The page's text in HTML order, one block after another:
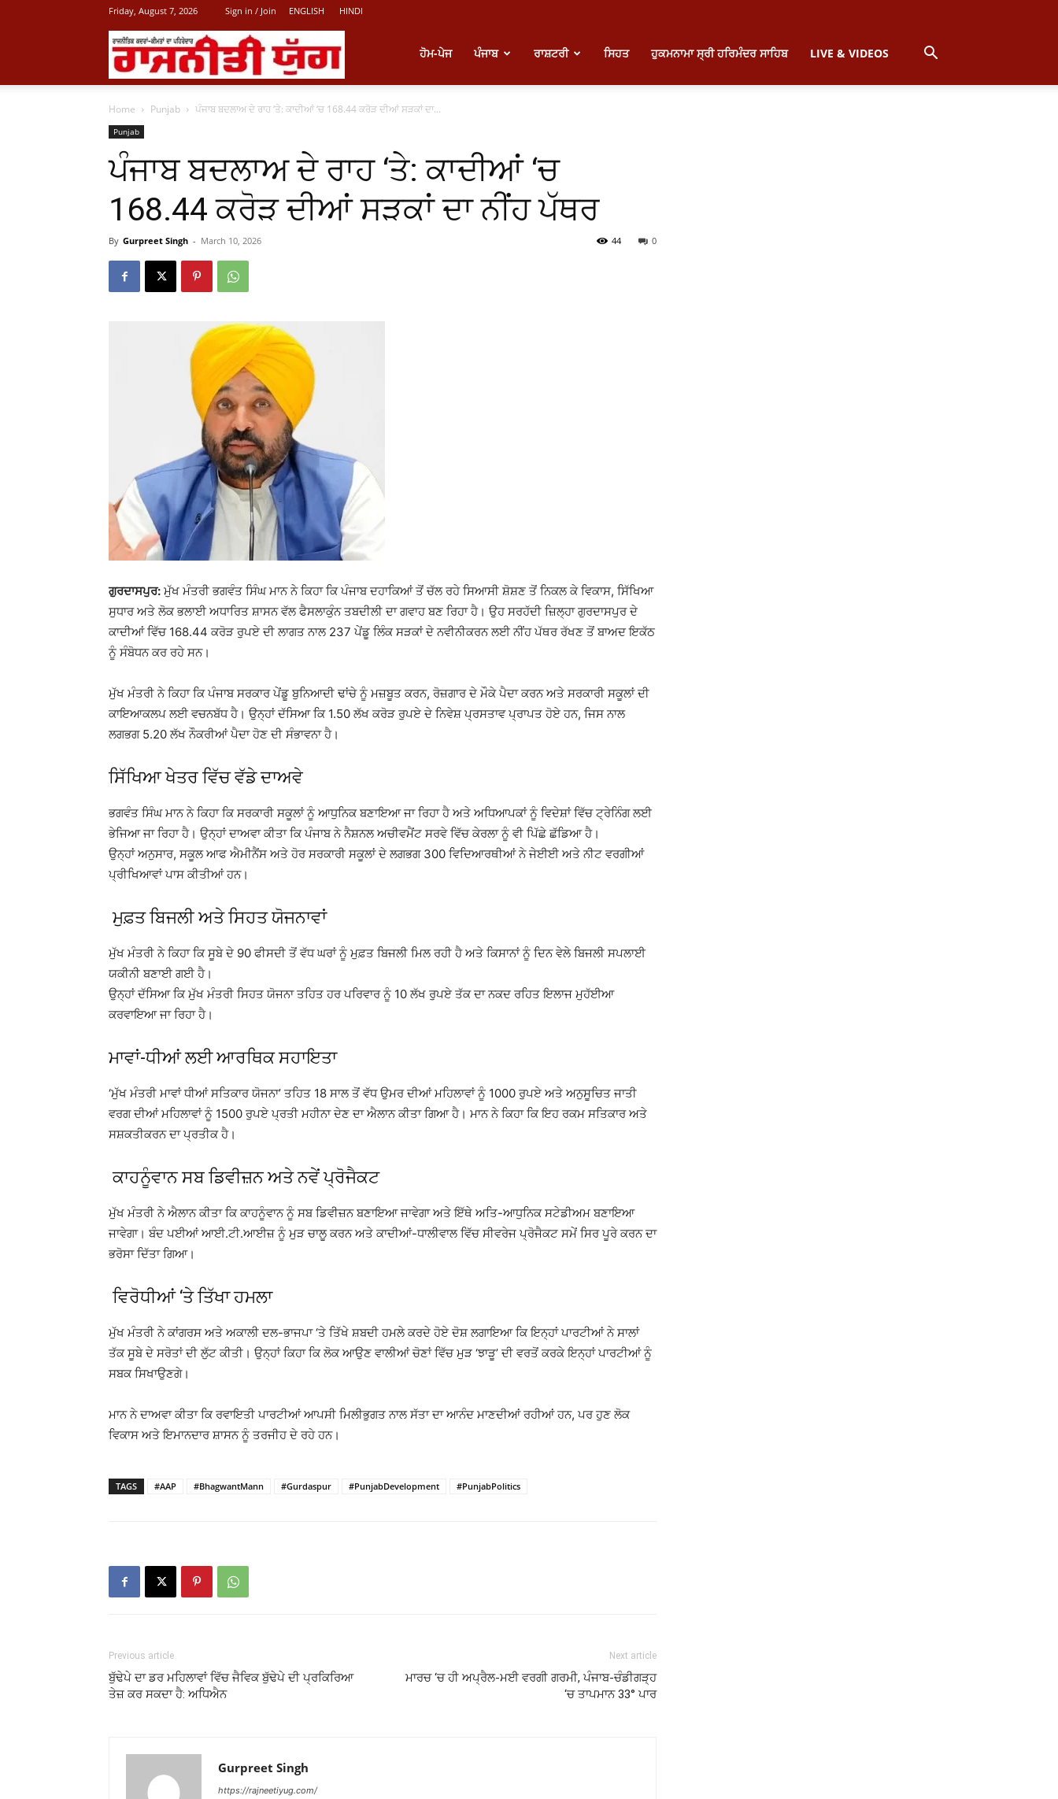
Friday, August 7, 2026 Sign in / Join ENGLISH HINDI
Punjabi
News
ਹੋਮ-ਪੇਜ ਪੰਜਾਬ ਰਾਸ਼ਟਰੀ ਸਿਹਤ ਹੁਕਮਨਾਮਾ ਸ੍ਰੀ ਹਰਿਮੰਦਰ ਸਾਹਿਬ LIVE & VIDEOS
Home Punjab ਪੰਜਾਬ ਬਦਲਾਅ ਦੇ ਰਾਹ ‘ਤੇ: ਕਾਦੀਆਂ ‘ਚ 168.44 ਕਰੋੜ ਦੀਆਂ ਸੜਕਾਂ ਦਾ...
Punjab
ਪੰਜਾਬ ਬਦਲਾਅ ਦੇ ਰਾਹ ‘ਤੇ: ਕਾਦੀਆਂ ‘ਚ
168.44 ਕਰੋੜ ਦੀਆਂ ਸੜਕਾਂ ਦਾ ਨੀਂਹ ਪੱਥਰ
By Gurpreet Singh - March 10, 2026 0
44
ਗੁਰਦਾਸਪੁਰ: ਮੁੱਖ ਮੰਤਰੀ ਭਗਵੰਤ ਸਿੰਘ ਮਾਨਨੇ ਕਿਹਾ ਕਿ ਪੰਜਾਬ ਦਹਾਕਿਆਂ ਤੋਂ ਚੱਲ ਰਹੇ ਸਿਆਸੀ ਸ਼ੋਸ਼ਣ ਤੋਂ ਨਿਕਲ ਕੇ ਵਿਕਾਸ, ਸਿੱਖਿਆ
ਸੁਧਾਰ ਅਤੇ ਲੋਕ ਭਲਾਈ ਅਧਾਰਿਤ ਸ਼ਾਸਨ ਵੱਲ ਫੈਸਲਾਕੁੰਨ ਤਬਦੀਲੀ ਦਾ ਗਵਾਹ ਬਣ ਰਿਹਾ ਹੈ। ਉਹ ਸਰਹੱਦੀ ਜ਼ਿਲ੍ਹਾ ਗੁਰਦਾਸਪੁਰ ਦੇ
ਕਾਦੀਆਂ ਵਿੱਚ 168.44 ਕਰੋੜ ਰੁਪਏ ਦੀ ਲਾਗਤ ਨਾਲ 237 ਪੇਂਡੂ ਲਿੰਕ ਸੜਕਾਂ ਦੇ ਨਵੀਨੀਕਰਨ ਲਈ ਨੀਂਹ ਪੱਥਰ ਰੱਖਣ ਤੋਂ ਬਾਅਦ ਇਕੱਠ
ਨੂੰ ਸੰਬੋਧਨ ਕਰ ਰਹੇ ਸਨ।
ਮੁੱਖ ਮੰਤਰੀ ਨੇ ਕਿਹਾ ਕਿ ਪੰਜਾਬ ਸਰਕਾਰ ਪੇਂਡੂ ਬੁਨਿਆਦੀ ਢਾਂਚੇ ਨੂੰ ਮਜ਼ਬੂਤ ਕਰਨ, ਰੋਜ਼ਗਾਰ ਦੇ ਮੌਕੇ ਪੈਦਾ ਕਰਨ ਅਤੇ ਸਰਕਾਰੀ ਸਕੂਲਾਂ ਦੀ
ਕਾਇਆਕਲਪ ਲਈ ਵਚਨਬੱਧ ਹੈ। ਉਨ੍ਹਾਂ ਦੱਸਿਆ ਕਿ 1.50 ਲੱਖ ਕਰੋੜ ਰੁਪਏ ਦੇ ਨਿਵੇਸ਼ ਪ੍ਰਸਤਾਵ ਪ੍ਰਾਪਤ ਹੋਏ ਹਨ, ਜਿਸ ਨਾਲ
ਲਗਭਗ 5.20 ਲੱਖ ਨੌਕਰੀਆਂ ਪੈਦਾ ਹੋਣ ਦੀ ਸੰਭਾਵਨਾ ਹੈ।
ਸਿੱਖਿਆ ਖੇਤਰ ਵਿੱਚ ਵੱਡੇ ਦਾਅਵੇ
ਭਗਵੰਤ ਸਿੰਘ ਮਾਨ ਨੇ ਕਿਹਾ ਕਿ ਸਰਕਾਰੀ ਸਕੂਲਾਂ ਨੂੰ ਆਧੁਨਿਕ ਬਣਾਇਆ ਜਾ ਰਿਹਾ ਹੈ ਅਤੇ ਅਧਿਆਪਕਾਂ ਨੂੰ ਵਿਦੇਸ਼ਾਂ ਵਿੱਚ ਟ੍ਰੇਨਿੰਗ ਲਈ
ਭੇਜਿਆ ਜਾ ਰਿਹਾ ਹੈ। ਉਨ੍ਹਾਂ ਦਾਅਵਾ ਕੀਤਾ ਕਿ ਪੰਜਾਬ ਨੇ ਨੈਸ਼ਨਲ ਅਚੀਵਮੈਂਟ ਸਰਵੇ ਵਿੱਚ ਕੇਰਲਾ ਨੂੰ ਵੀ ਪਿੱਛੇ ਛੱਡਿਆ ਹੈ।
ਉਨ੍ਹਾਂ ਅਨੁਸਾਰ, ਸਕੂਲ ਆਫ ਐਮੀਨੈਂਸ ਅਤੇ ਹੋਰ ਸਰਕਾਰੀ ਸਕੂਲਾਂ ਦੇ ਲਗਭਗ 300 ਵਿਦਿਆਰਥੀਆਂ ਨੇ ਜੇਈਈ ਅਤੇ ਨੀਟ ਵਰਗੀਆਂ
ਪ੍ਰੀਖਿਆਵਾਂ ਪਾਸ ਕੀਤੀਆਂ ਹਨ।
ਮੁਫ਼ਤ ਬਿਜਲੀ ਅਤੇ ਸਿਹਤ ਯੋਜਨਾਵਾਂ
ਮੁੱਖ ਮੰਤਰੀ ਨੇ ਕਿਹਾ ਕਿ ਸੂਬੇ ਦੇ 90 ਫੀਸਦੀ ਤੋਂ ਵੱਧ ਘਰਾਂ ਨੂੰ ਮੁਫ਼ਤ ਬਿਜਲੀ ਮਿਲ ਰਹੀ ਹੈ ਅਤੇ ਕਿਸਾਨਾਂ ਨੂੰ ਦਿਨ ਵੇਲੇ ਬਿਜਲੀ ਸਪਲਾਈ
ਯਕੀਨੀ ਬਣਾਈ ਗਈ ਹੈ।
ਉਨ੍ਹਾਂ ਦੱਸਿਆ ਕਿ ਮੁੱਖ ਮੰਤਰੀ ਸਿਹਤ ਯੋਜਨਾ ਤਹਿਤ ਹਰ ਪਰਿਵਾਰ ਨੂੰ 10 ਲੱਖ ਰੁਪਏ ਤੱਕ ਦਾ ਨਕਦ ਰਹਿਤ ਇਲਾਜ ਮੁਹੱਈਆ
ਕਰਵਾਇਆ ਜਾ ਰਿਹਾ ਹੈ।
ਮਾਵਾਂ-ਧੀਆਂ ਲਈ ਆਰਥਿਕ ਸਹਾਇਤਾ
‘ਮੁੱਖ ਮੰਤਰੀ ਮਾਵਾਂ ਧੀਆਂ ਸਤਿਕਾਰ ਯੋਜਨਾ’ ਤਹਿਤ 18 ਸਾਲ ਤੋਂ ਵੱਧ ਉਮਰ ਦੀਆਂ ਮਹਿਲਾਵਾਂ ਨੂੰ 1000 ਰੁਪਏ ਅਤੇ ਅਨੁਸੂਚਿਤ ਜਾਤੀ
ਵਰਗ ਦੀਆਂ ਮਹਿਲਾਵਾਂ ਨੂੰ 1500 ਰੁਪਏ ਪ੍ਰਤੀ ਮਹੀਨਾ ਦੇਣ ਦਾ ਐਲਾਨ ਕੀਤਾ ਗਿਆ ਹੈ। ਮਾਨ ਨੇ ਕਿਹਾ ਕਿ ਇਹ ਰਕਮ ਸਤਿਕਾਰ ਅਤੇ
ਸਸ਼ਕਤੀਕਰਨ ਦਾ ਪ੍ਰਤੀਕ ਹੈ।
ਕਾਹਨੂੰਵਾਨ ਸਬ ਡਿਵੀਜ਼ਨ ਅਤੇ ਨਵੇਂ ਪ੍ਰੋਜੈਕਟ
ਮੁੱਖ ਮੰਤਰੀ ਨੇ ਐਲਾਨ ਕੀਤਾ ਕਿ ਕਾਹਨੂੰਵਾਨ ਨੂੰ ਸਬ ਡਿਵੀਜ਼ਨ ਬਣਾਇਆ ਜਾਵੇਗਾ ਅਤੇ ਇੱਥੇ ਅਤਿ-ਆਧੁਨਿਕ ਸਟੇਡੀਅਮ ਬਣਾਇਆ
ਜਾਵੇਗਾ। ਬੰਦ ਪਈਆਂ ਆਈ.ਟੀ.ਆਈਜ਼ ਨੂੰ ਮੁੜ ਚਾਲੂ ਕਰਨ ਅਤੇ ਕਾਦੀਆਂ-ਧਾਲੀਵਾਲ ਵਿੱਚ ਸੀਵਰੇਜ ਪ੍ਰੋਜੈਕਟ ਸਮੇਂ ਸਿਰ ਪੂਰੇ ਕਰਨ ਦਾ
ਭਰੋਸਾ ਦਿੱਤਾ ਗਿਆ।
ਵਿਰੋਧੀਆਂ ‘ਤੇ ਤਿੱਖਾ ਹਮਲਾ
ਮੁੱਖ ਮੰਤਰੀ ਨੇ ਕਾਂਗਰਸ ਅਤੇ ਅਕਾਲੀ ਦਲ-ਭਾਜਪਾ ‘ਤੇ ਤਿੱਖੇ ਸ਼ਬਦੀ ਹਮਲੇ ਕਰਦੇ ਹੋਏ ਦੋਸ਼ ਲਗਾਇਆ ਕਿ ਇਨ੍ਹਾਂ ਪਾਰਟੀਆਂ ਨੇ ਸਾਲਾਂ
ਤੱਕ ਸੂਬੇ ਦੇ ਸਰੋਤਾਂ ਦੀ ਲੁੱਟ ਕੀਤੀ। ਉਨ੍ਹਾਂ ਕਿਹਾ ਕਿ ਲੋਕ ਆਉਣ ਵਾਲੀਆਂ ਚੋਣਾਂ ਵਿੱਚ ਮੁੜ ‘ਝਾੜੂ’ ਦੀ ਵਰਤੋਂ ਕਰਕੇ ਇਨ੍ਹਾਂ ਪਾਰਟੀਆਂ ਨੂੰ
ਸਬਕ ਸਿਖਾਉਣਗੇ।
ਮਾਨ ਨੇ ਦਾਅਵਾ ਕੀਤਾ ਕਿ ਰਵਾਇਤੀ ਪਾਰਟੀਆਂ ਆਪਸੀ ਮਿਲੀਭੁਗਤ ਨਾਲ ਸੱਤਾ ਦਾ ਆਨੰਦ ਮਾਣਦੀਆਂ ਰਹੀਆਂ ਹਨ, ਪਰ ਹੁਣ ਲੋਕ
ਵਿਕਾਸ ਅਤੇ ਇਮਾਨਦਾਰ ਸ਼ਾਸਨ ਨੂੰ ਤਰਜੀਹ ਦੇ ਰਹੇ ਹਨ।
TAGS #AAP #BhagwantMann #Gurdaspur #PunjabDevelopment #PunjabPolitics
Previous article
ਬੁੱਢੇਪੇ ਦਾ ਡਰ ਮਹਿਲਾਵਾਂ ਵਿੱਚ ਜੈਵਿਕ ਬੁੱਢੇਪੇ ਦੀ ਪ੍ਰਕਿਰਿਆ
ਤੇਜ਼ ਕਰ ਸਕਦਾ ਹੈ: ਅਧਿਐਨ
Next article
ਮਾਰਚ ‘ਚ ਹੀ ਅਪ੍ਰੈਲ-ਮਈ ਵਰਗੀ ਗਰਮੀ, ਪੰਜਾਬ-ਚੰਡੀਗੜ੍ਹ
‘ਚ ਤਾਪਮਾਨ 33° ਪਾਰ
Gurpreet Singh
https://rajneetiyug.com/